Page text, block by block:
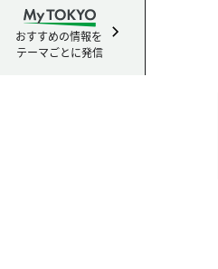
おすすめの情報を
テーマごとに発信